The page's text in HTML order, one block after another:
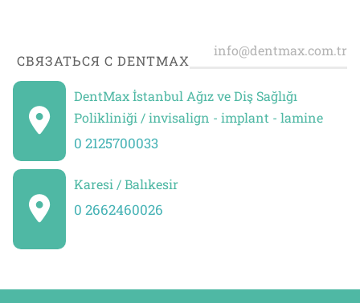
СВЯЗАТЬСЯ С DENTMAX
DentMax İstanbul Ağız ve Diş Sağlığı
Polikliniği / invisalign - implant - lamine
0 2125700033
Karesi / Balıkesir
0 2662460026